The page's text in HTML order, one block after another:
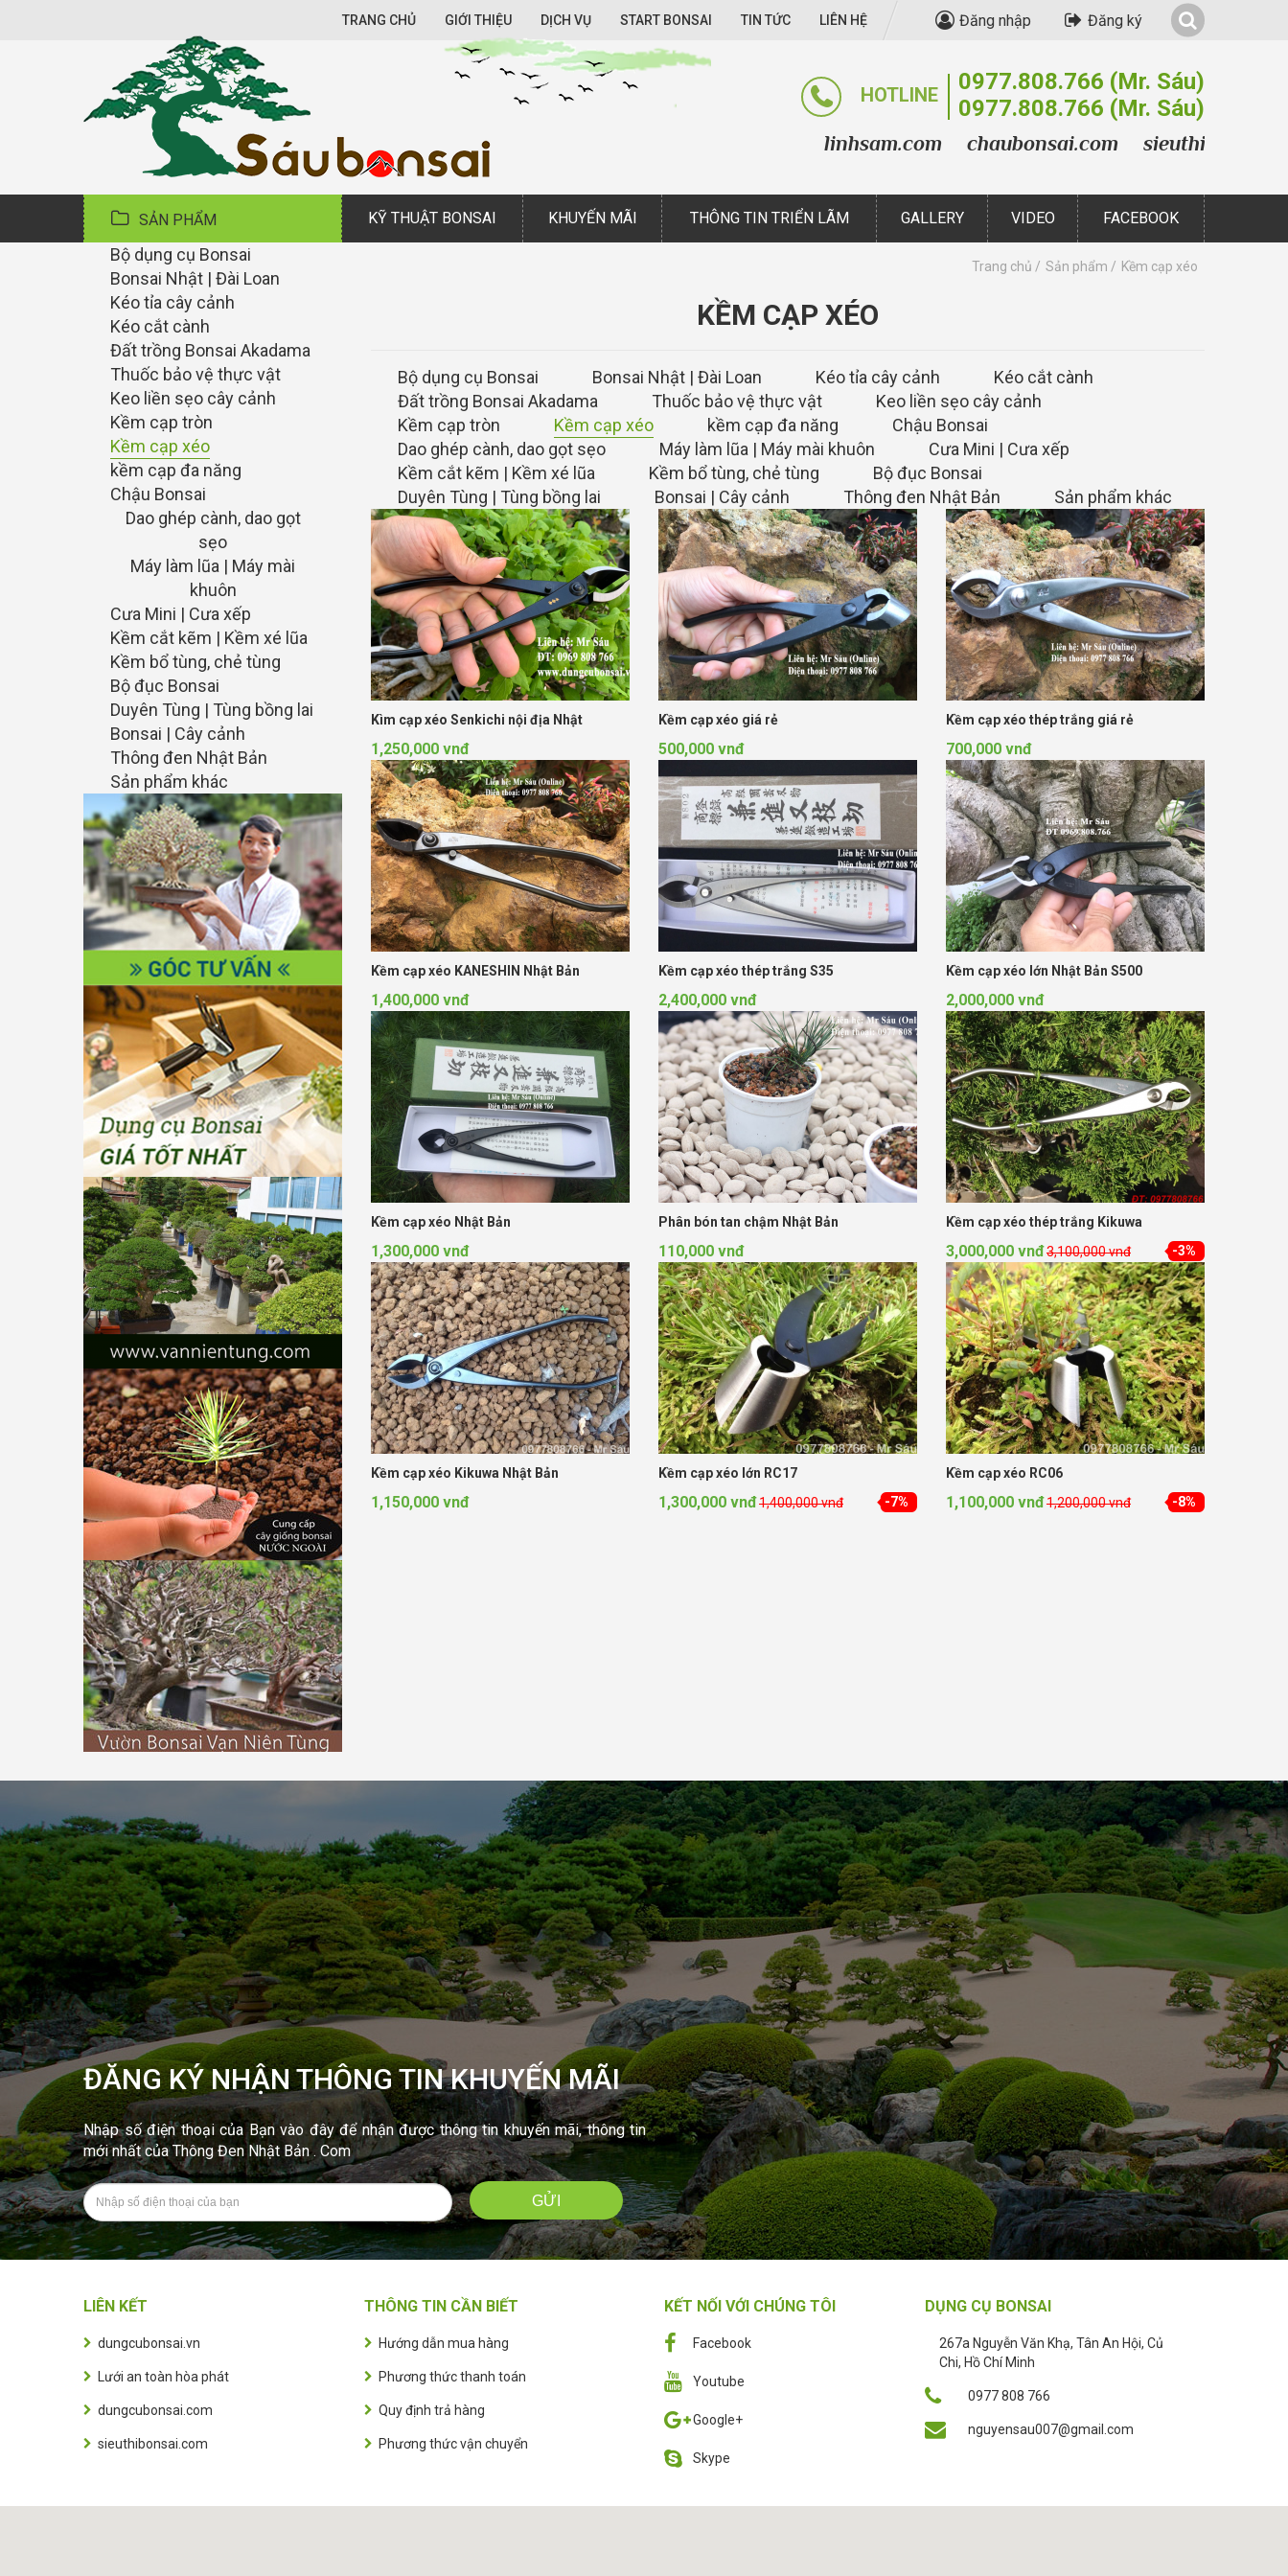
TRANG CHỦ GIỚI THIỆU DỊCH VỤ START BONSAI TIN TỨC LIÊN HỆ Đăng nhập Đăng ký
HOTLINE
0977.808.766 (Mr. Sáu)
0977.808.766 (Mr. Sáu)
linhsam.com chaubonsai.com sieuthibonsai.com
SẢN PHẨM KỸ THUẬT BONSAI KHUYẾN MÃI THÔNG TIN TRIỂN LÃM GALLERY VIDEO FACEBOOK
Bộ dụng cụ Bonsai
Bonsai Nhật | Đài Loan
Kéo tỉa cây cảnh
Kéo cắt cành
Đất trồng Bonsai Akadama
Thuốc bảo vệ thực vật
Keo liền sẹo cây cảnh
Kềm cạp tròn
Kềm cạp xéo
kềm cạp đa năng
Chậu Bonsai
Dao ghép cành, dao gọt
sẹo
Máy làm lũa | Máy mài
khuôn
Cưa Mini | Cưa xếp
Kềm cắt kẽm | Kềm xé lũa
Kềm bổ tùng, chẻ tùng
Bộ đục Bonsai
Duyên Tùng | Tùng bồng lai
Bonsai | Cây cảnh
Thông đen Nhật Bản
Sản phẩm khác
Trang chủ Sản phẩm Kềm cạp xéo
KỀM CẠP XÉO
Bộ dụng cụ Bonsai Bonsai Nhật | Đài Loan Kéo tỉa cây cảnh
Kéo cắt cành
Đất trồng Bonsai Akadama
Thuốc bảo vệ thực vật
Keo liền sẹo cây cảnh
Kềm cạp tròn
Kềm cạp xéo kềm cạp đa năng
Chậu Bonsai
Dao ghép cành, dao gọt sẹo
Máy làm lũa | Máy mài khuôn
Cưa Mini | Cưa xếp
Kềm cắt kẽm | Kềm xé lũa
Kềm bổ tùng, chẻ tùng
Bộ đục Bonsai
Duyên Tùng | Tùng bồng lai
Bonsai | Cây cảnh Thông đen Nhật Bản Sản phẩm khác
Kìm cạp xéo Senkichi nội địa Nhật
1,250,000 vnđ
Kềm cạp xéo giá rẻ
500,000 vnđ
Kềm cạp xéo thép trắng giá rẻ
700,000 vnđ
Kềm cạp xéo KANESHIN Nhật Bản
1,400,000 vnđ
Kềm cạp xéo thép trắng S35
2,400,000 vnđ
Kềm cạp xéo lớn Nhật Bản S500
2,000,000 vnđ
Kềm cạp xéo Nhật Bản
1,300,000 vnđ
Phân bón tan chậm Nhật Bản
110,000 vnđ
Kềm cạp xéo thép trắng Kikuwa
3,000,000 vnđ3,100,000 vnđ -3%
Kềm cạp xéo Kikuwa Nhật Bản
1,150,000 vnđ
Kềm cạp xéo lớn RC17
1,300,000 vnđ1,400,000 vnđ -7%
Kềm cạp xéo RC06
1,100,000 vnđ1,200,000 vnđ -8%
ĐĂNG KÝ NHẬN THÔNG TIN KHUYẾN MÃI
Nhập số điện thoại của Bạn vào đây để nhận được thông tin khuyến mãi, thông tin
mới nhất của Thông Đen Nhật Bản . Com
LIÊN KẾT
dungcubonsai.vn
Lưới an toàn hòa phát
dungcubonsai.com
sieuthibonsai.com
THÔNG TIN CẦN BIẾT
Hướng dẫn mua hàng
Phương thức thanh toán
Quy định trả hàng
Phương thức vận chuyển
KẾT NỐI VỚI CHÚNG TÔI
Facebook
Youtube
Google+
Skype
DỤNG CỤ BONSAI
267a Nguyễn Văn Khạ, Tân An Hội, Củ
Chi, Hồ Chí Minh
0977 808 766
nguyensau007@gmail.com